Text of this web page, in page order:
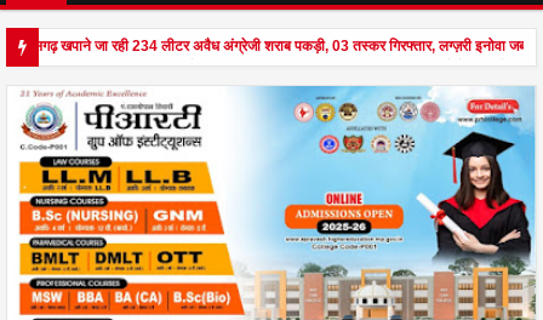
खपाने जा रही 234 लीटर अवैध अंग्रेजी शराब पकड़ी, 03 तस्कर गिरफ्तार, लग्ज़री इनोवा जब्त
अनूपपुर - घर पर किसान व नौकरानी का मिला रक्तरंजित शव, पत्नी गंभीर घायल में मेडिकल रेफर